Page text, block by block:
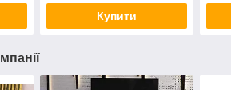
Купити